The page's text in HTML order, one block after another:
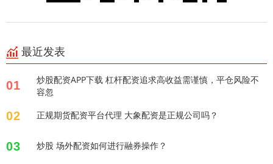
最近发表
01
炒股配资APP下载 杠杆配资追求高收益需谨慎，平仓风险不
容忽
02 正规期货配资平台代理 大象配资是正规公司吗？
03 炒股 场外配资如何进行融券操作？